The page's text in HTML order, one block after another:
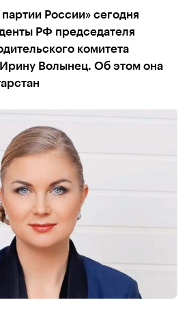
России» сегодня
РФ председателя
комитета
Волынец. Об этом она